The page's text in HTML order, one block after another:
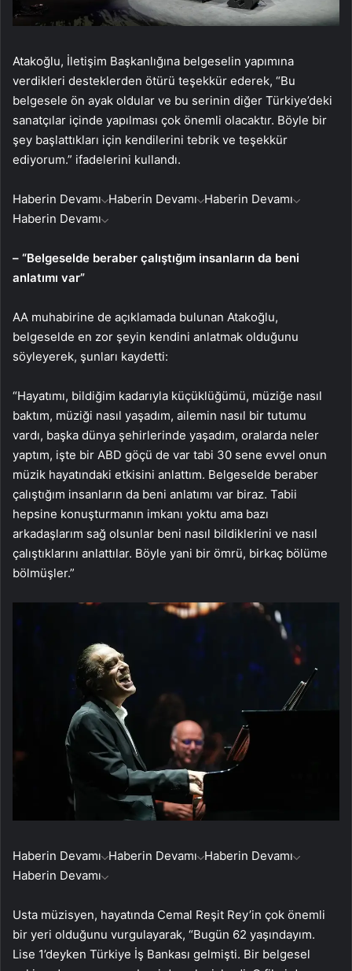
Atakoğlu, İletişim Başkanlığına belgeselin yapımına
verdikleri desteklerden ötürü teşekkür ederek, “Bu
belgesele ön ayak oldular ve bu serinin diğer Türkiye’deki
sanatçılar içinde yapılması çok önemli olacaktır. Böyle bir
şey başlattıkları için kendilerini tebrik ve teşekkür
ediyorum.” ifadelerini kullandı.
Haberin Devamı Haberin Devamı Haberin Devamı
Haberin Devamı
– “Belgeselde beraber çalıştığım insanların da beni
anlatımı var”
AA muhabirine de açıklamada bulunan Atakoğlu,
belgeselde en zor şeyin kendini anlatmak olduğunu
söyleyerek, şunları kaydetti:
“Hayatımı, bildiğim kadarıyla küçüklüğümü, müziğe nasıl
baktım, müziği nasıl yaşadım, ailemin nasıl bir tutumu
vardı, başka dünya şehirlerinde yaşadım, oralarda neler
yaptım, işte bir ABD göçü de var tabi 30 sene evvel onun
müzik hayatındaki etkisini anlattım. Belgeselde beraber
çalıştığım insanların da beni anlatımı var biraz. Tabii
hepsine konuşturmanın imkanı yoktu ama bazı
arkadaşlarım sağ olsunlar beni nasıl bildiklerini ve nasıl
çalıştıklarını anlattılar. Böyle yani bir ömrü, birkaç bölüme
bölmüşler.”
Haberin Devamı Haberin Devamı Haberin Devamı
Haberin Devamı
Usta müzisyen, hayatında Cemal Reşit Rey’in çok önemli
bir yeri olduğunu vurgulayarak, “Bugün 62 yaşındayım.
Lise 1’deyken Türkiye İş Bankası gelmişti. Bir belgesel